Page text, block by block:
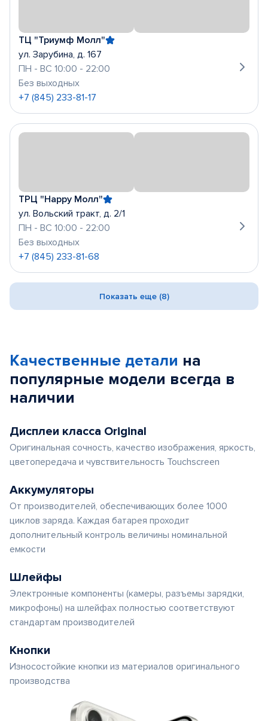
ТЦ "Триумф Молл"
ул. Зарубина, д. 167
ПН - ВС 10:00 - 22:00
Без выходных
+7 (845) 233-81-17
ТРЦ "Happy Молл"
ул. Вольский тракт, д. 2/1
ПН - ВС 10:00 - 22:00
Без выходных
+7 (845) 233-81-68
Показать еще (8)
Качественные детали на
популярные модели всегда в
наличии
Дисплеи класса Original
Оригинальная сочность, качество изображения, яркость,
цветопередача и чувствительность Touchscreen
Аккумуляторы
От производителей, обеспечивающих более 1000
циклов заряда. Каждая батарея проходит
дополнительный контроль величины номинальной
емкости
Шлейфы
Электронные компоненты (камеры, разъемы зарядки,
микрофоны) на шлейфах полностью соответствуют
стандартам производителей
Кнопки
Износостойкие кнопки из материалов оригинального
производства